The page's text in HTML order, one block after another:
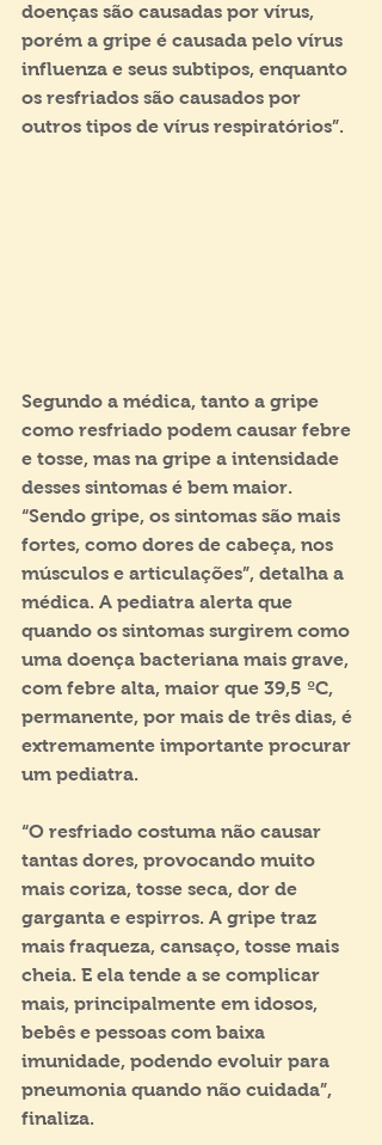
doenças são causadas por vírus,
porém a gripe é causada pelo vírus
influenza e seus subtipos, enquanto
os resfriados são causados por
outros tipos de vírus respiratórios”.
Segundo a médica, tanto a gripe
como resfriado podem causar febre
e tosse, mas na gripe a intensidade
desses sintomas é bem maior.
“Sendo gripe, os sintomas são mais
fortes, como dores de cabeça, nos
músculos e articulações”, detalha a
médica. A pediatra alerta que
quando os sintomas surgirem como
uma doença bacteriana mais grave,
com febre alta, maior que 39,5 ºC,
permanente, por mais de três dias, é
extremamente importante procurar
um pediatra.
“O resfriado costuma não causar
tantas dores, provocando muito
mais coriza, tosse seca, dor de
garganta e espirros. A gripe traz
mais fraqueza, cansaço, tosse mais
cheia. E ela tende a se complicar
mais, principalmente em idosos,
bebês e pessoas com baixa
imunidade, podendo evoluir para
pneumonia quando não cuidada”,
finaliza.